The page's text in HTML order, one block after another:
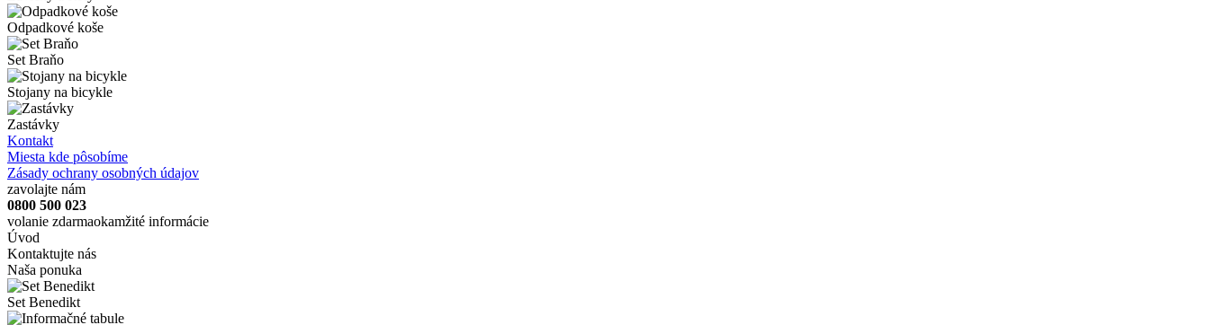
Odpadkové koše
Set Braňo
Stojany na bicykle
Zastávky
Kontakt
Miesta kde pôsobíme
Zásady ochrany osobných údajov
zavolajte nám
0800 500 023
volanie zdarmaokamžité informácie
Úvod
Kontaktujte nás
Naša ponuka
Set Benedikt